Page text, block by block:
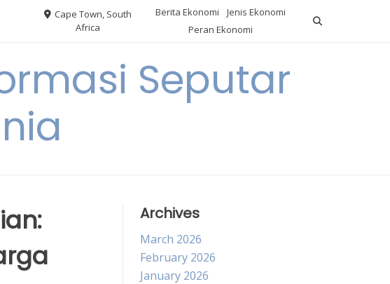
Cape Town, South
Africa
Berita Ekonomi
Jenis Ekonomi
Peran Ekonomi
Seputar
Archives
March 2026
February 2026
January 2026